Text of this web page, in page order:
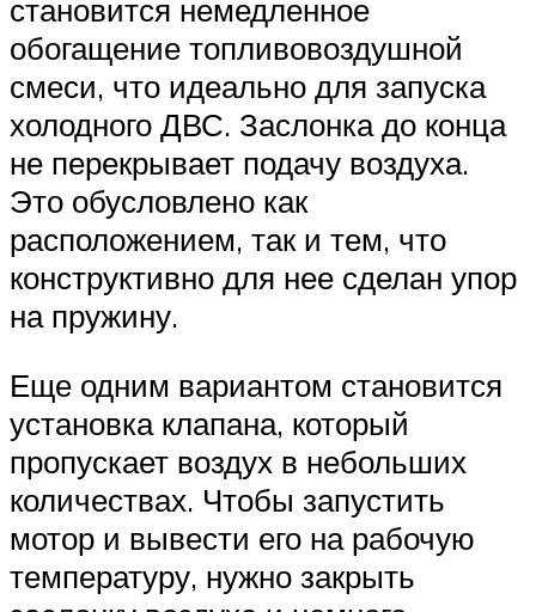
становится немедленное
обогащение топливовоздушной
смеси, что идеально для запуска
холодного ДВС. Заслонка до конца
не перекрывает подачу воздуха.
Это обусловлено как
расположением, так и тем, что
конструктивно для нее сделан упор
на пружину.
Еще одним вариантом становится
установка клапана, который
пропускает воздух в небольших
количествах. Чтобы запустить
мотор и вывести его на рабочую
температуру, нужно закрыть